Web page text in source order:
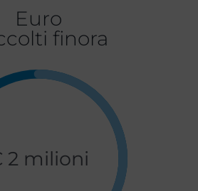
Euro
finora
2 milioni